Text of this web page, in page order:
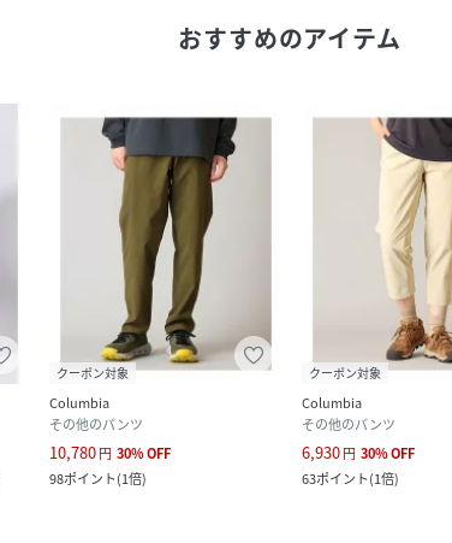
おすすめのアイテム
クーポン対象
Columbia
その他のパンツ
10,780円 30%OFF
98ポイント(1倍)
クーポン対象
Columbia
その他のパンツ
6,930円 30%OFF
63ポイント(1倍)